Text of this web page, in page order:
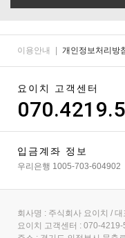
이용안내 개인정보처리방
요이치 고객센터
입금계좌 정보
우리은행 1005-703-604902
회사명 : 주식회사 요이치 / 대
요이치 고객센터 : 070-4219-